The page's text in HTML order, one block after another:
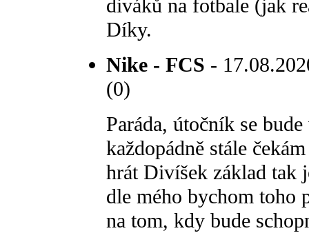
diváků na fotbale (jak
Díky.
Nike - FCS -
(0)
Paráda, útočník se
každopádně stále
hrát Divíšek základ tak
dle mého bychom toho
na tom, kdy bude